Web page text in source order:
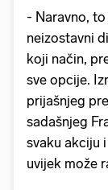
- Naravno,
neizostavni
koji način,
sve opcije.
prijašnjeg
sadašnjeg
svaku akciju
uvijek može